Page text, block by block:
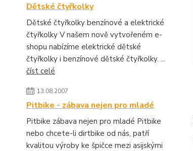
Dětské čtyřkolky
Dětské čtyřkolky benzínové a elektrické
čtyřkolky V našem nově vytvořeném e-
shopu nabízíme elektrické dětské
čtyřkolky i benzínové dětské čtyřkolky. ...
číst celé
13.08.2007
Pitbike - zábava nejen pro mladé
Pitbike zábava nejen pro mladé Pitbike
nebo chcete-li dirtbike od nás, patří
kvalitou výroby ke špičce mezi asijskými